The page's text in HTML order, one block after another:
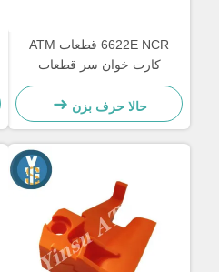
6622E NCR قطعات ATM
کارت خوان سر قطعات
بازسازی
حالا حرف بزن